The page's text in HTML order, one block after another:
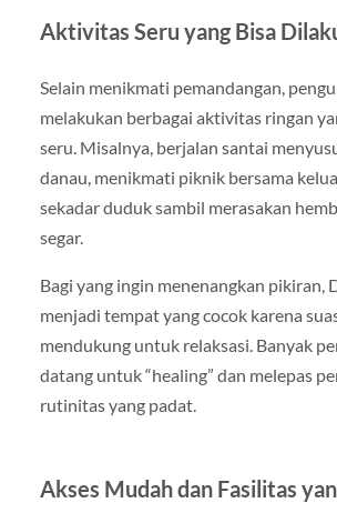
Aktivitas Seru yang Bisa
Selain menikmati pemandangan,
melakukan berbagai aktivitas ringan
seru. Misalnya, berjalan santai
danau, menikmati piknik bersama
sekadar duduk sambil merasakan
segar.
Bagi yang ingin menenangkan pikiran,
menjadi tempat yang cocok karena
mendukung untuk relaksasi. Banyak
datang untuk “healing” dan melepas
rutinitas yang padat.
Akses Mudah dan Fasilitas